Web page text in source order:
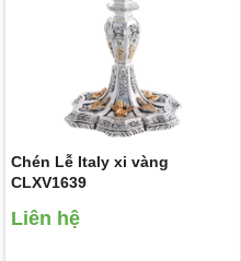
Chén Lễ Italy xi vàng
CLXV1639
Liên hệ